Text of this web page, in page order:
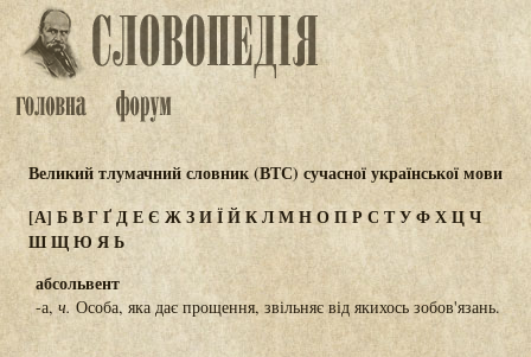
Великий тлумачний словник (ВТС) сучасної української мови
[А] БВГҐДЕЄ ЖЗИЇЙКЛМНОПР СТУФХЦЧ
ШЩЮЯЬ
абсольвент
-а, ч. Особа, яка дає прощення, звільняє від якихось зобов'язань.